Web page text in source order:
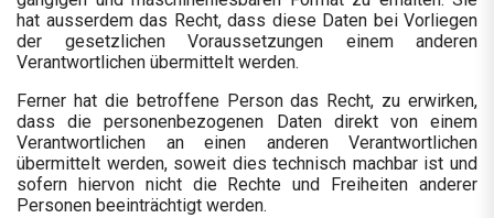
hat ausserdem das Recht, dass diese Daten bei Vorliegen
der gesetzlichen Voraussetzungen einem anderen
Verantwortlichen übermittelt werden.
Ferner hat die betroffene Person das Recht, zu erwirken,
dass die personenbezogenen Daten direkt von einem
Verantwortlichen an einen anderen Verantwortlichen
übermittelt werden, soweit dies technisch machbar ist und
sofern hiervon nicht die Rechte und Freiheiten anderer
Personen beeinträchtigt werden.